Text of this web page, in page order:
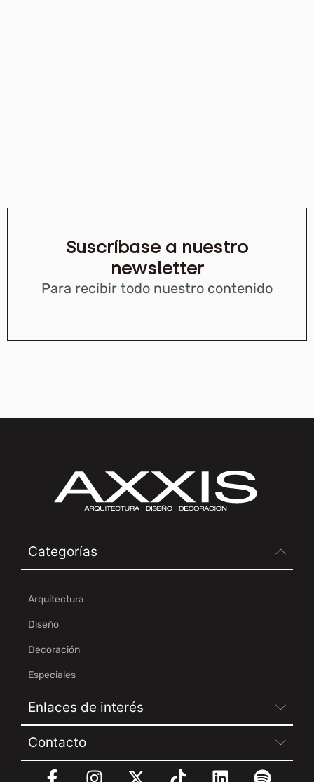
Suscríbase a nuestro
newsletter
Para recibir todo nuestro contenido
Categorías
Arquitectura
Diseño
Decoración
Especiales
Enlaces de interés
Contacto